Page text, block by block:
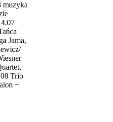
muzyka
Jama,
Trio
+